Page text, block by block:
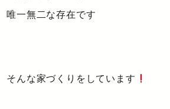
唯一無二な存在です
そんな家づくりをしています